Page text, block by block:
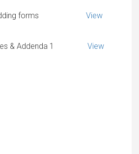
Bidding forms View
& Addenda 1 View